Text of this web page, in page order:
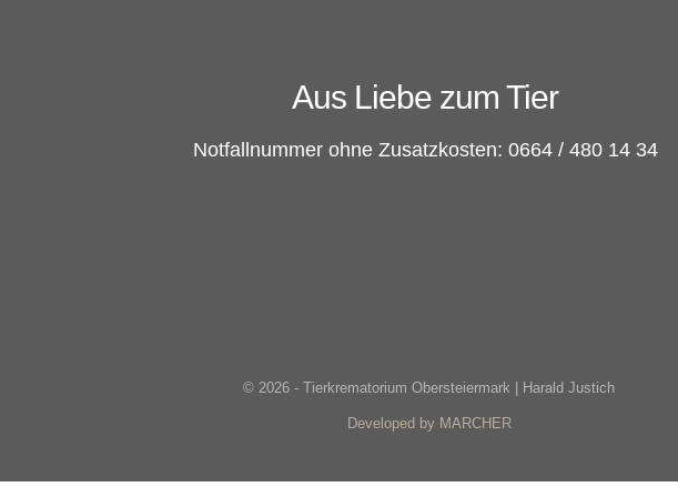
Aus Liebe zum Tier
Notfallnummer ohne Zusatzkosten: 0664 / 480 14 34
© 2026 - Tierkrematorium Obersteiermark | Harald Justich
Developed by MARCHER